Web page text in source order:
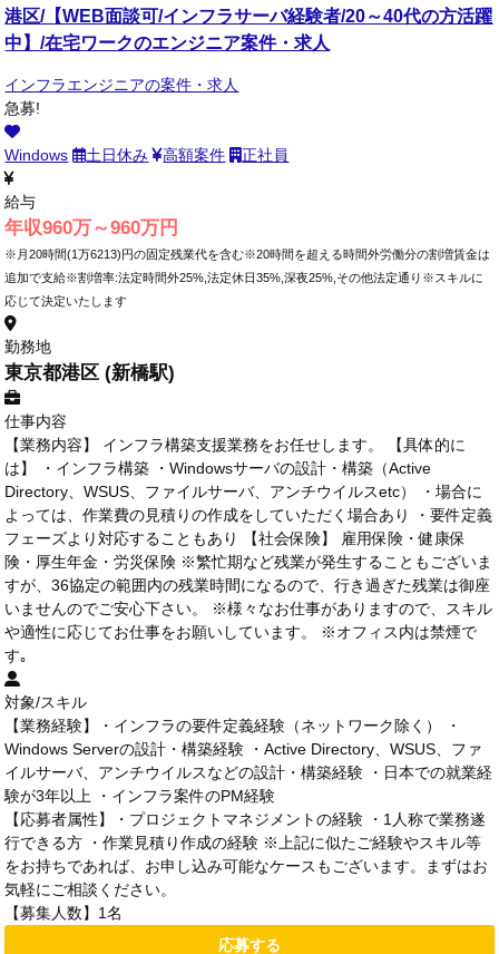
港区/【WEB面談可/インフラサーバ経験者/20～40代の方活躍
中】/在宅ワークのエンジニア案件・求人
インフラエンジニアの案件・求人
急募!
Windows 土日休み 高額案件 正社員
給与
年収960万～960万円
※月20時間(1万6213)円の固定残業代を含む※20時間を超える時間外労働分の割増賃金は
追加で支給※割増率:法定時間外25%,法定休日35%,深夜25%,その他法定通り※スキルに
応じて決定いたします
勤務地
東京都港区 (新橋駅)
仕事内容
【業務内容】 インフラ構築支援業務をお任せします。 【具体的に
は】 ・インフラ構築 ・Windowsサーバの設計・構築（Active
Directory、WSUS、ファイルサーバ、アンチウイルスetc） ・場合に
よっては、作業費の見積りの作成をしていただく場合あり ・要件定義
フェーズより対応することもあり 【社会保険】 雇用保険・健康保
険・厚生年金・労災保険 ※繁忙期など残業が発生することもございま
すが、36協定の範囲内の残業時間になるので、行き過ぎた残業は御座
いませんのでご安心下さい。 ※様々なお仕事がありますので、スキル
や適性に応じてお仕事をお願いしています。 ※オフィス内は禁煙で
す｡
対象/スキル
【業務経験】・インフラの要件定義経験（ネットワーク除く） ・
Windows Serverの設計・構築経験 ・Active Directory、WSUS、ファ
イルサーバ、アンチウイルスなどの設計・構築経験 ・日本での就業経
験が3年以上 ・インフラ案件のPM経験
【応募者属性】・プロジェクトマネジメントの経験 ・1人称で業務遂
行できる方 ・作業見積り作成の経験 ※上記に似たご経験やスキル等
をお持ちであれば、お申し込み可能なケースもございます。まずはお
気軽にご相談ください。
【募集人数】1名
応募する